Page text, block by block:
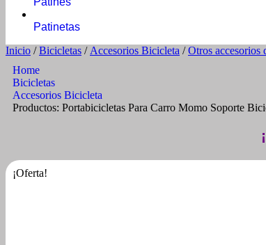
Patinetas
Inicio /Bicicletas / Accesorios Bicicleta /Otros accesorios
Home
Bicicletas
Accesorios Bicicleta
Productos: Portabicicletas Para Carro Momo Soporte
¡Oferta!